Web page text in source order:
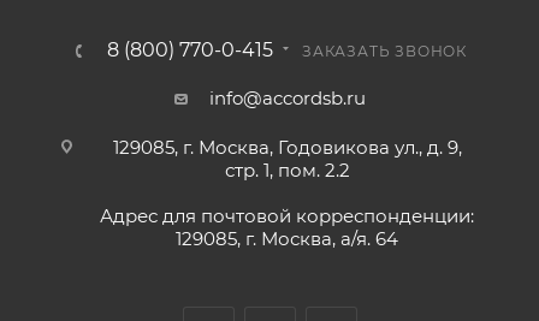
8 (800) 770-0-415 ЗАКАЗАТЬ ЗВОНОК
info@accordsb.ru
129085, г. Москва, Годовикова ул., д. 9,
стр. 1, пом. 2.2
Адрес для почтовой корреспонденции:
129085, г. Москва, а/я. 64